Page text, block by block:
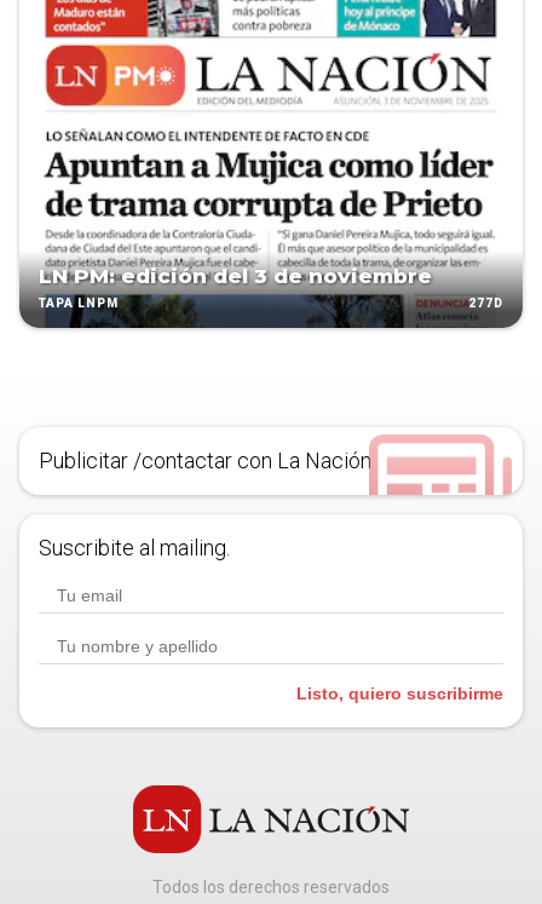
LN PM: edición del 3 de noviembre
TAPA LNPM 277D
Publicitar /contactar con La Nación
Suscribite al mailing.
Listo, quiero suscribirme
Todos los derechos reservados